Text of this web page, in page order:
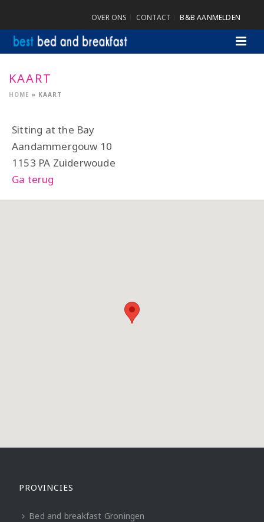
OVER ONS CONTACT B&B AANMELDEN
KAART
HOME » KAART
Sitting at the Bay
Aandammergouw 10
1153 PA Zuiderwoude
Ga terug
PROVINCIES
Bed and breakfast Groningen